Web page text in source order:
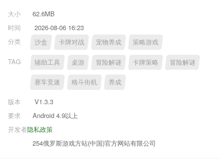
大小
62.6MB
时间
2026-08-06 16:23
分类
沙盒 卡牌对战 宠物养成 策略游戏
TAG 辅助工具 桌游 冒险解谜 卡牌策略 冒险解谜
赛车竞速 格斗街机 养成
版本
V1.3.3
要求
Android 4.9以上
隐私政策
开发者
254俄罗斯游戏方站(中国)官方网站有限公司